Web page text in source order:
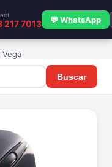
217 7013 💬 WhatsApp
Vega
Buscar